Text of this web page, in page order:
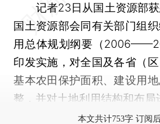
记者23日从国土资源部获
国土资源部会同有关部门组
用总体规划纲要（
印发实施，对全国及各省（区
基本农田保护面积、建设用
整，并对土地利用结构和布局
本文共计753字 订阅